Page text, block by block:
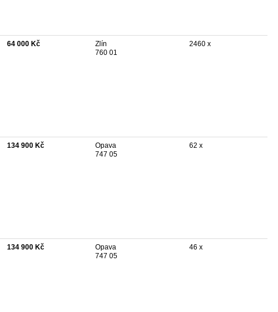
64 000 Kč
Zlín
760 01
2460 x
134 900 Kč
Opava
747 05
62 x
134 900 Kč
Opava
747 05
46 x